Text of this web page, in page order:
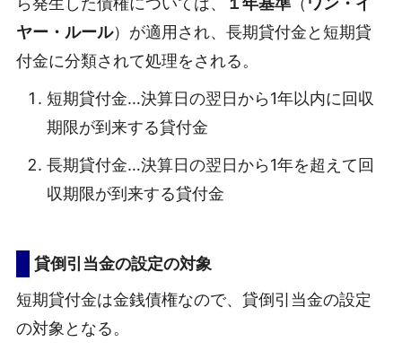
ヤー・ルール）が適用され、長期貸付金と短期貸
付金に分類されて処理をされる。
短期貸付金…決算日の翌日から1年以内に回収
期限が到来する貸付金
長期貸付金…決算日の翌日から1年を超えて回
収期限が到来する貸付金
貸倒引当金の設定の対象
短期貸付金は金銭債権なので、貸倒引当金の設定
の対象となる。